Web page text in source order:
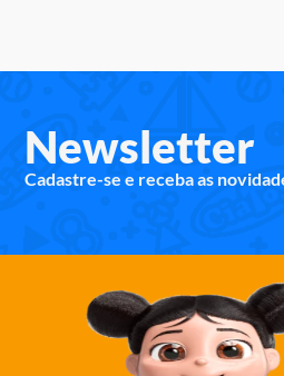
Newsletter
Cadastre-se e receba as